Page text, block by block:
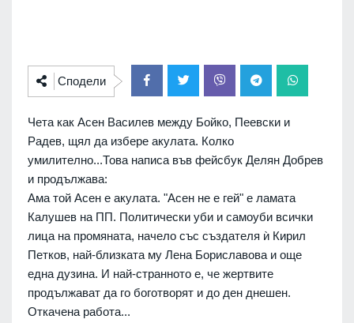
Сподели
Чета как Асен Василев между Бойко, Пеевски и
Радев, щял да избере акулата. Колко
умилително...Това написа във фейсбук Делян Добрев
и продължава:
Ама той Асен е акулата. "Асен не е гей" е ламата
Калушев на ПП. Политически уби и самоуби всички
лица на промяната, начело със създателя ѝ Кирил
Петков, най-близката му Лена Бориславова и още
една дузина. И най-странното е, че жертвите
продължават да го боготворят и до ден днешен.
Откачена работа...